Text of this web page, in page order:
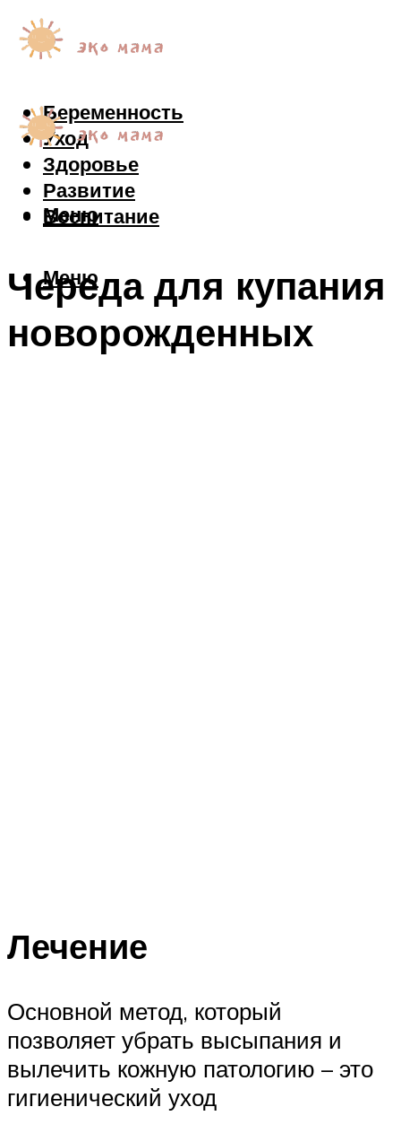
Беременность
Уход
Здоровье
Развитие
Воспитание
Меню
Меню
Череда для купания
новорожденных
Лечение
Основной метод, который
позволяет убрать высыпания и
вылечить кожную патологию – это
гигиенический уход